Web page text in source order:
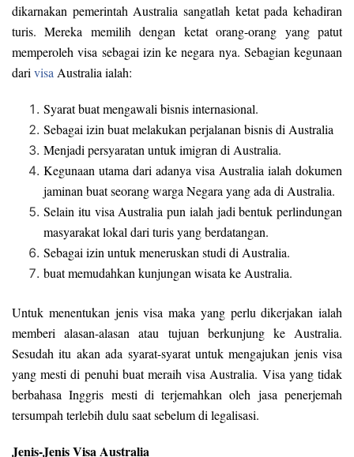
dikarnakan pemerintah Australia sangatlah ketat pada kehadiran
turis. Mereka memilih dengan ketat orang-orang yang patut
memperoleh visa sebagai izin ke negara nya. Sebagian kegunaan
darivisaAustralia ialah:
Syarat buat mengawali bisnis internasional.
Sebagai izin buat melakukan perjalanan bisnis di Australia
Menjadi persyaratan untuk imigran di Australia.
Kegunaan utama dari adanya visa Australia ialah dokumen
jaminan buat seorang warga Negara yang ada di Australia.
Selain itu visa Australia pun ialah jadi bentuk perlindungan
masyarakat lokal dari turis yang berdatangan.
Sebagai izin untuk meneruskan studi di Australia.
buat memudahkan kunjungan wisata ke Australia.
Untuk menentukan jenis visa maka yang perlu dikerjakan ialah
memberi alasan-alasan atau tujuan berkunjung ke Australia.
Sesudah itu akan ada syarat-syarat untuk mengajukan jenis visa
yang mesti di penuhi buat meraih visa Australia. Visa yang tidak
berbahasa Inggris mesti di terjemahkan oleh jasa penerjemah
tersumpah terlebih dulu saat sebelum di legalisasi.
Jenis-Jenis Visa Australia